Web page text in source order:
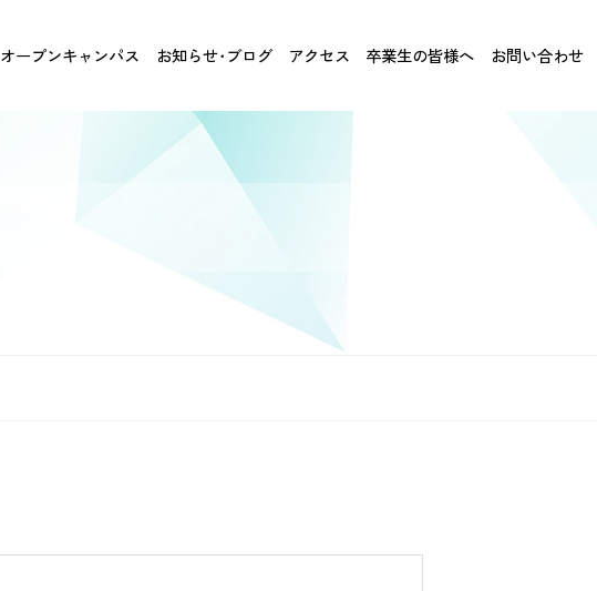
オープンキャンパス お知らせ･ブログ アクセス 卒業生の皆様へ お問い合わせ